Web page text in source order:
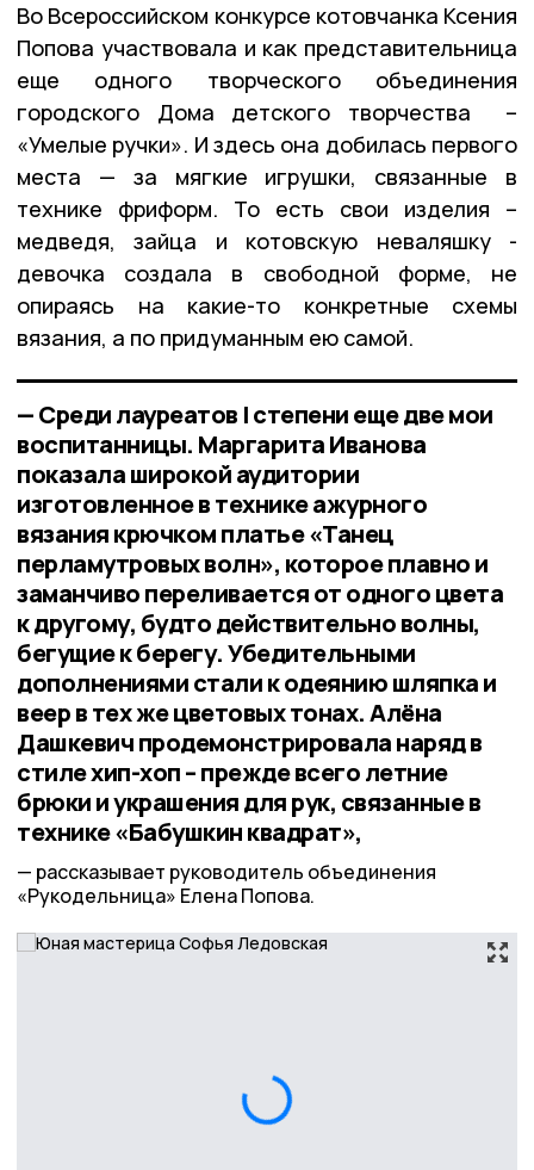
Во Всероссийском конкурсе котовчанка Ксения
Попова участвовала и как представительница
еще одного творческого объединения
городского Дома детского творчества –
«Умелые ручки». И здесь она добилась первого
места — за мягкие игрушки, связанные в
технике фриформ. То есть свои изделия –
медведя, зайца и котовскую неваляшку -
девочка создала в свободной форме, не
опираясь на какие-то конкретные схемы
вязания, а по придуманным ею самой.
— Среди лауреатов I степени еще две мои
воспитанницы. Маргарита Иванова
показала широкой аудитории
изготовленное в технике ажурного
вязания крючком платье «Танец
перламутровых волн», которое плавно и
заманчиво переливается от одного цвета
к другому, будто действительно волны,
бегущие к берегу. Убедительными
дополнениями стали к одеянию шляпка и
веер в тех же цветовых тонах. Алёна
Дашкевич продемонстрировала наряд в
стиле хип-хоп – прежде всего летние
брюки и украшения для рук, связанные в
технике «Бабушкин квадрат»,
рассказывает руководитель объединения
«Рукодельница» Елена Попова.